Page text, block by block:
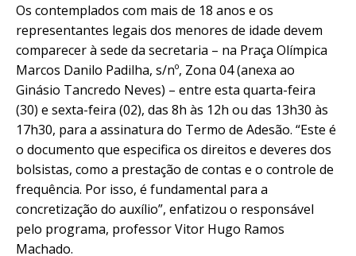
Os contemplados com mais de 18 anos e os
representantes legais dos menores de idade devem
comparecer à sede da secretaria – na Praça Olímpica
Marcos Danilo Padilha, s/nº, Zona 04 (anexa ao
Ginásio Tancredo Neves) – entre esta quarta-feira
(30) e sexta-feira (02), das 8h às 12h ou das 13h30 às
17h30, para a assinatura do Termo de Adesão. “Este é
o documento que especifica os direitos e deveres dos
bolsistas, como a prestação de contas e o controle de
frequência. Por isso, é fundamental para a
concretização do auxílio”, enfatizou o responsável
pelo programa, professor Vitor Hugo Ramos
Machado.